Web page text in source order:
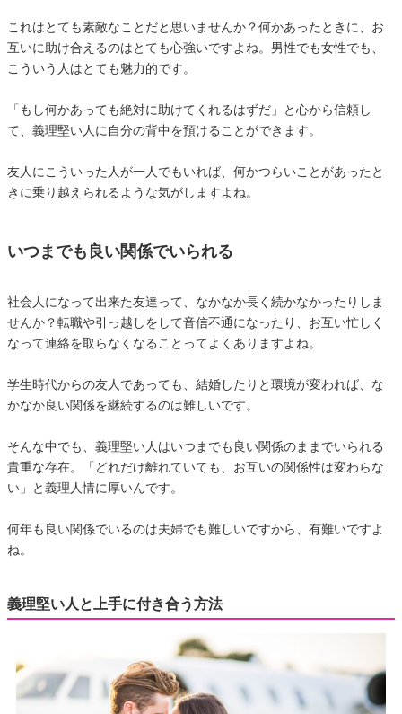
これはとても素敵なことだと思いませんか？何かあったときに、お
互いに助け合えるのはとても心強いですよね。男性でも女性でも、
こういう人はとても魅力的です。
「もし何かあっても絶対に助けてくれるはずだ」と心から信頼し
て、義理堅い人に自分の背中を預けることができます。
友人にこういった人が一人でもいれば、何かつらいことがあったと
きに乗り越えられるような気がしますよね。
いつまでも良い関係でいられる
社会人になって出来た友達って、なかなか長く続かなかったりしま
せんか？転職や引っ越しをして音信不通になったり、お互い忙しく
なって連絡を取らなくなることってよくありますよね。
学生時代からの友人であっても、結婚したりと環境が変われば、な
かなか良い関係を継続するのは難しいです。
そんな中でも、義理堅い人はいつまでも良い関係のままでいられる
貴重な存在。「どれだけ離れていても、お互いの関係性は変わらな
い」と義理人情に厚いんです。
何年も良い関係でいるのは夫婦でも難しいですから、有難いですよ
ね。
義理堅い人と上手に付き合う方法